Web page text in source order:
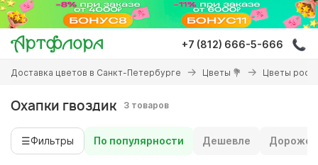
Перейти
основному
содержанию
+7 (812) 666-5-666
Вы
здесь
Доставка цветов в Санкт-Петербурге Цветы 💐 Цветы
Охапки гвоздик 3 товаров
☰Фильтры По популярности Дешевле Дороже